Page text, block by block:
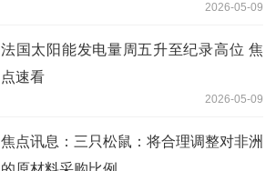
2026-05-09
法国太阳能发电量周五升至纪录高位 焦
点速看
2026-05-09
焦点讯息：三只松鼠：将合理调整对非洲